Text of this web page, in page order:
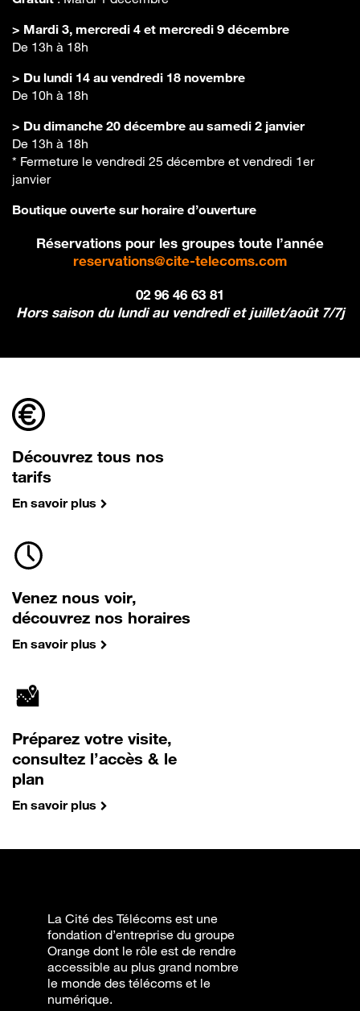
> Mardi 3, mercredi 4 et mercredi 9 décembre
De 13h à 18h
> Du lundi 14 au vendredi 18 novembre
De 10h à 18h
> Du dimanche 20 décembre au samedi 2 janvier
De 13h à 18h
* Fermeture le vendredi 25 décembre et vendredi 1er
janvier
Boutique ouverte sur horaire d’ouverture
Réservations pour les groupes toute l’année
reservations@cite-telecoms.com
02 96 46 63 81
Hors saison du lundi au vendredi etjuillet/août 7/7j
Découvrez tous nos
tarifs
En savoir plus
Venez nous voir,
découvrez nos horaires
En savoir plus
Préparez votre visite,
consultez l’accès & le
plan
En savoir plus
La Cité des Télécoms est une
fondation d’entreprise du groupe
Orange dont le rôle est de rendre
accessible au plus grand nombre
le monde des télécoms et le
numérique.